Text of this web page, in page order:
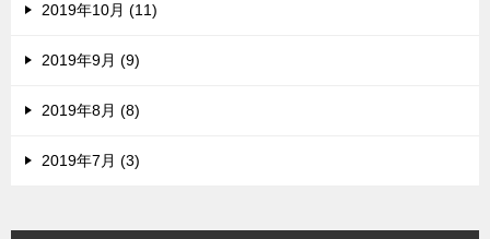
2019年10月 (11)
2019年9月 (9)
2019年8月 (8)
2019年7月 (3)